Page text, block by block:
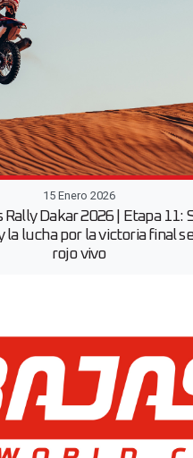
15 Enero 2026
Rally Dakar 2026 | Etapa 11:
la lucha por la victoria final
rojo vivo